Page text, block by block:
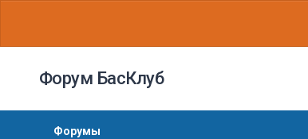
Форум БасКлуб
Форумы